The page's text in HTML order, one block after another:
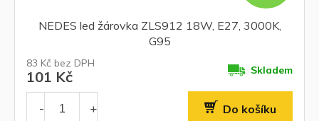
NEDES led žárovka ZLS912 18W, E27, 3000K,
G95
83 Kč bez DPH
101 Kč Skladem
Do košíku